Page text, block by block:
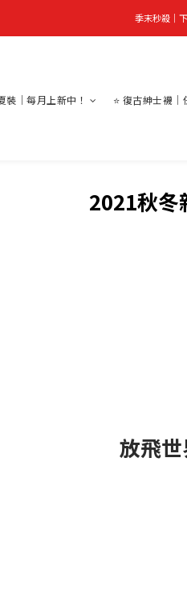
首購禮｜
季末秒殺｜
裝｜每月上新中！ ⭐ 復古紳士襪
2021秋
放飛